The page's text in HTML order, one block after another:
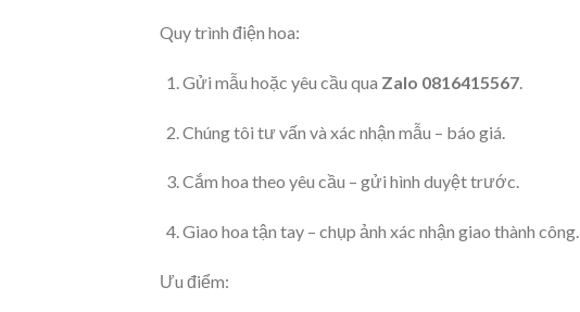
Quy trình điện hoa:
Gửi mẫu hoặc yêu cầu qua Zalo 0816415567.
Chúng tôi tư vấn và xác nhận mẫu – báo giá.
Cắm hoa theo yêu cầu – gửi hình duyệt trước.
Giao hoa tận tay – chụp ảnh xác nhận giao thành công.
Ưu điểm: